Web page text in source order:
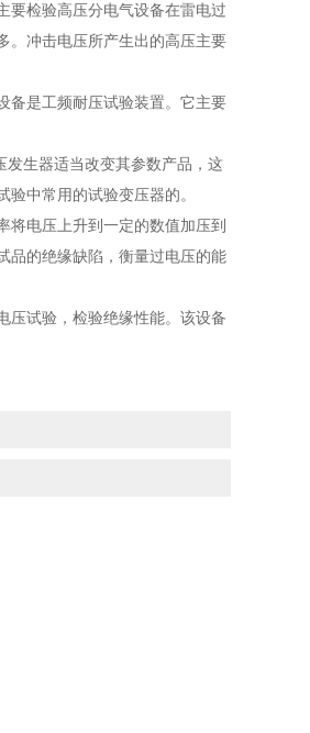
检验高压分电气设备在雷电过
。冲击电压所产生出的高压主要
是工频耐压试验装置。它主要
生器适当改变其参数产品，这
中常用的试验变压器的。
电压上升到一定的数值加压到
品的绝缘缺陷，衡量过电压的能
试验，检验绝缘性能。该设备